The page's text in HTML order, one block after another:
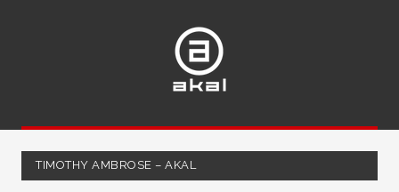
TIMOTHY AMBROSE – AKAL